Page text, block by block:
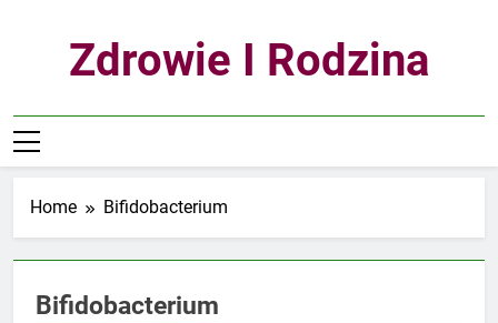
Zdrowie I Rodzina
Home Bifidobacterium
Bifidobacterium